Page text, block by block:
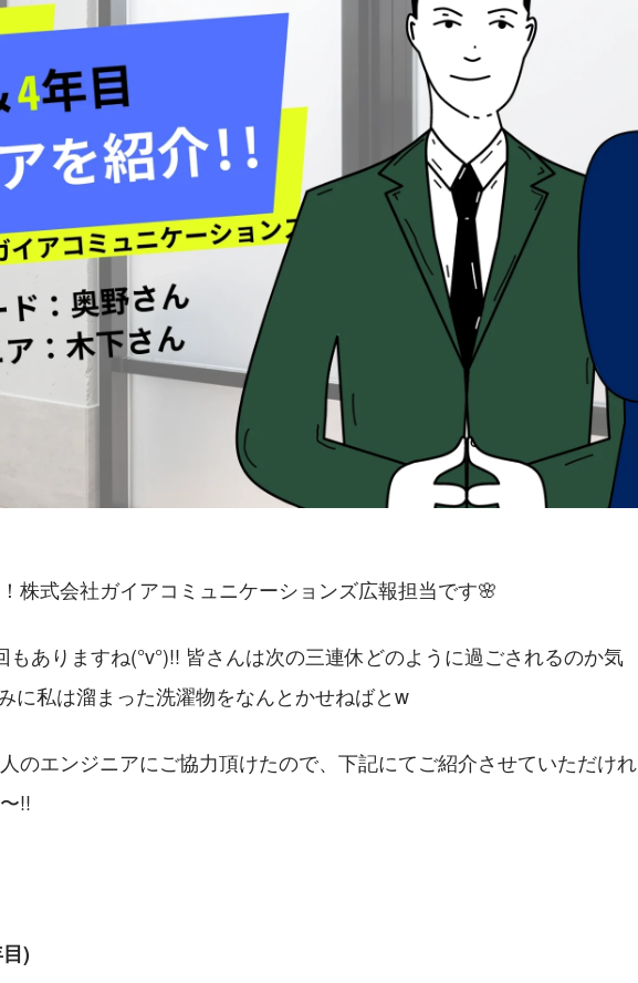
株式会社ガイアコミュニケーションズ広報担当です🌸
もありますね(°v°)!! 皆さんは次の三連休どのように過ごされるのか気
に私は溜まった洗濯物をなんとかせねばとw
のエンジニアにご協力頂けたので、下記にてご紹介させていただけれ
!!
)